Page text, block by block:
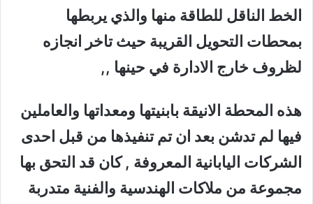
الخط الناقل للطاقة منها والذي يربطها
بمحطات التحويل القريبة حيث تاخر انجازه
لظروف خارج الادارة في حينها ,,
هذه المحطة الانيقة بابنيتها ومعداتها والعاملين
فيها لم تدشن بعد ان تم تنفيذها من قبل احدى
الشركات اليابانية المعروفة , كان قد التحق بها
مجموعة من ملاكات الهندسية والفنية متدربة